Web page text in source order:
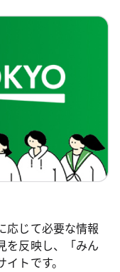
応じて必要な情報
を反映し、「みん
トです。